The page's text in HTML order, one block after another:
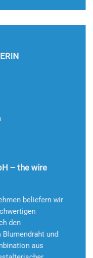
– the wire
beliefern wir
den
und
aus